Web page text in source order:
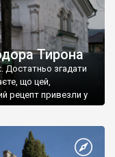
Тирона
Достатньо згадати
що цей,
рецепт привезли у